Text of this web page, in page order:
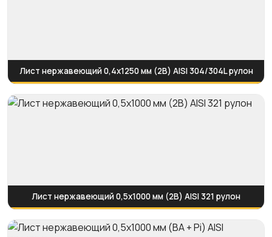
Лист нержавеющий 0,4х1250 мм (2B) AISI 304/304L рулон
Лист нержавеющий 0,5х1000 мм (2B) AISI 321 рулон